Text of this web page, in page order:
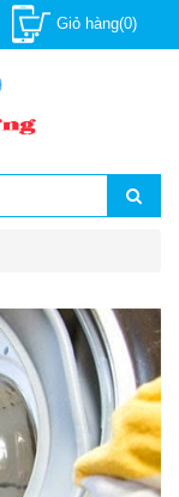
Giỏ hàng(0)